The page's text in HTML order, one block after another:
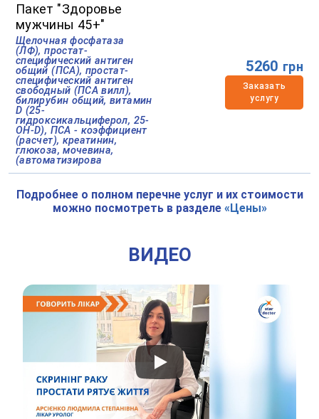
Пакет "Здоровье
мужчины 45+"
Щелочная фосфатаза
(ЛФ), простат-
специфический антиген
общий (ПСА), простат-
специфический антиген
свободный (ПСА вилл),
билирубин общий, витамин
D (25-
гидроксикальциферол, 25-
ОН-D), ПСА - коэффициент
(расчет), креатинин,
глюкоза, мочевина,
(автоматизирова
5260 грн
Заказать
услугу
Подробнее о полном перечне услуг и их стоимости
можно посмотреть в разделе «Цены»
ВИДЕО